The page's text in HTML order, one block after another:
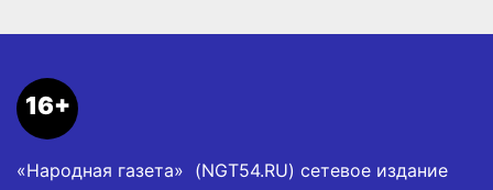
16+
«Народная газета» (NGT54.RU) сетевое издание